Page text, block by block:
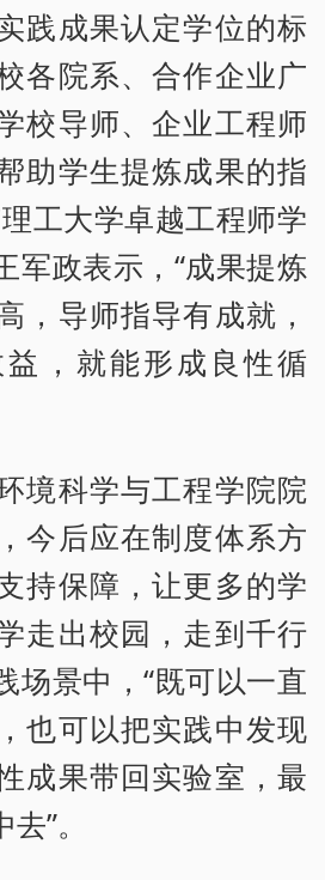
践成果认定学位的标
各院系、合作企业广
校导师、企业工程师
助学生提炼成果的指
工大学卓越工程师学
军政表示，“成果提炼
，导师指导有成就，
，就能形成良性循
科学与工程学院院
今后应在制度体系方
持保障，让更多的学
走出校园，走到千行
场景中，“既可以一直
也可以把实践中发现
成果带回实验室，最
”。